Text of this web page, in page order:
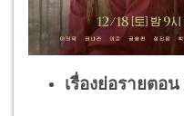
เรื่องย่อรายตอน